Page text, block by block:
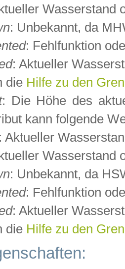
Wasserstand
: Unbekannt, da
: Fehlfunktion
: Aktueller
die Hilfe zu den
: Die Höhe des
kann folgende
Aktueller
Wasserstand
: Unbekannt, da
: Fehlfunktion
: Aktueller
die Hilfe zu den